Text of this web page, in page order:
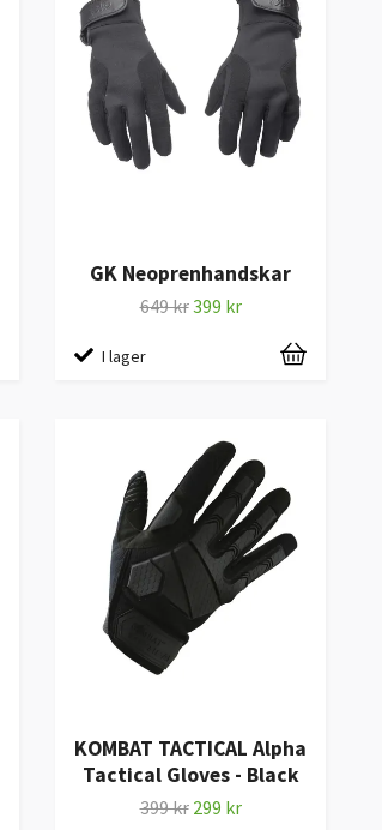
GK Neoprenhandskar
649 kr399 kr
I lager
KOMBAT TACTICAL Alpha
Tactical Gloves - Black
399 kr 299 kr